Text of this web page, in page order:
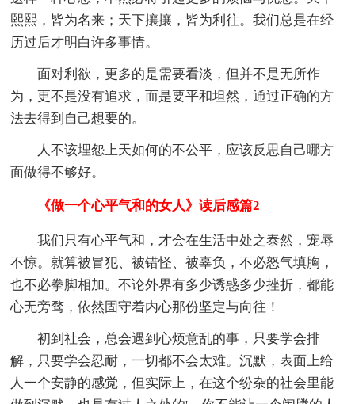
熙熙，皆为名来；天下攘攘，皆为利往。我们总是在经
历过后才明白许多事情。
面对利欲，更多的是需要看淡，但并不是无所作
为，更不是没有追求，而是要平和坦然，通过正确的方
法去得到自己想要的。
人不该埋怨上天如何的不公平，应该反思自己哪方
面做得不够好。
《做一个心平气和的女人》读后感篇2
我们只有心平气和，才会在生活中处之泰然，宠辱
不惊。就算被冒犯、被错怪、被辜负，不必怒气填胸，
也不必拳脚相加。不论外界有多少诱惑多少挫折，都能
心无旁骛，依然固守着内心那份坚定与向往！
初到社会，总会遇到心烦意乱的事，只要学会排
解，只要学会忍耐，一切都不会太难。沉默，表面上给
人一个安静的感觉，但实际上，在这个纷杂的社会里能